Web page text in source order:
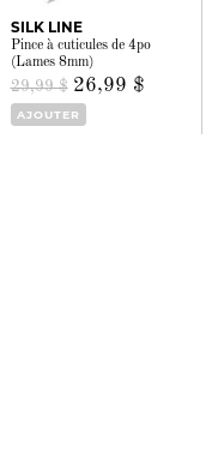
SILK LINE
Pince à cuticules de 4po
(Lames 8mm)
29,99 $ 26,99 $
AJOUTER